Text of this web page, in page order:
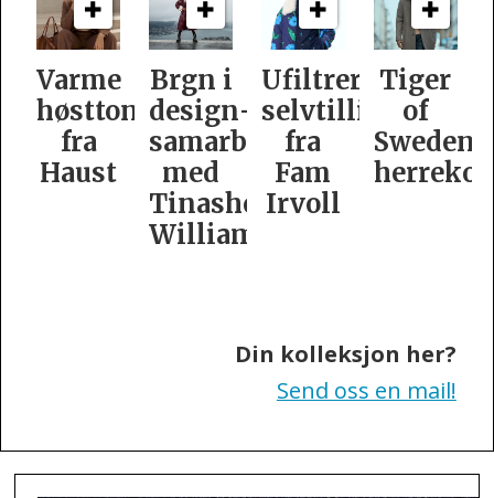
Brgn i
design­
samarbeid
med
Williamson
Ufiltrert
selvtillit
fra
Fam
Irvoll
Tiger
of
Swedens
herrekolleksjon
Slik
er
dame­
Din kolleksjon her?
Send oss en mail!